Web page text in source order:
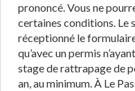
prononcé. Vous ne
certaines conditions. Le
réceptionné le
qu’avec un permis
stage de rattrapage de
an, au minimum. À Le